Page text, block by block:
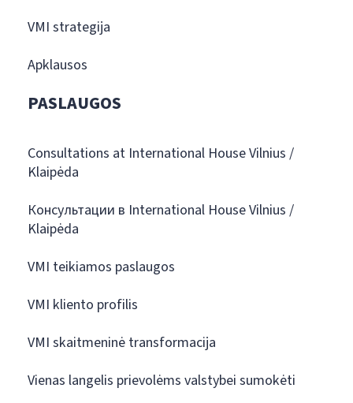
VMI strategija
Apklausos
PASLAUGOS
Consultations at International House Vilnius /
Klaipėda
Консультации в International House Vilnius /
Klaipėda
VMI teikiamos paslaugos
VMI kliento profilis
VMI skaitmeninė transformacija
Vienas langelis prievolėms valstybei sumokėti